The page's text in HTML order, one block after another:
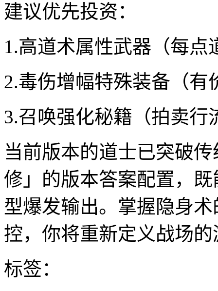
建议优先投资：
1.高道术属性武器（每点
2.毒伤增幅特殊装备（有
3.召唤强化秘籍（拍卖行
当前版本的道士已突破
修」的版本答案配置，
型爆发输出。掌握隐身
控，你将重新定义战场
标签：